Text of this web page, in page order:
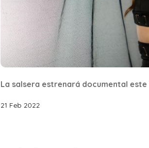
La salsera estrenará documental este
21 Feb 2022